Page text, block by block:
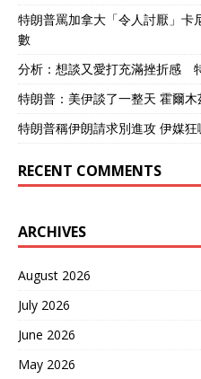
特朗普罵加拿大「令人討厭」卡
數
分析：想談又愛打充滿挫折感
特朗普：美伊談了一整天 霍爾木
特朗普稱伊朗請求別進攻 伊媒狂
RECENT COMMENTS
ARCHIVES
August 2026
July 2026
June 2026
May 2026